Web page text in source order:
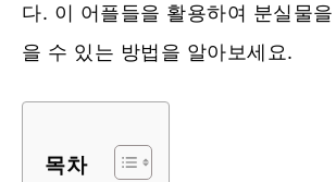
다. 이 어플들을 활용하여 분실물
을 수 있는 방법을 알아보세요.
목차